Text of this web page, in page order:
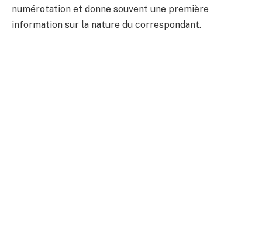
numérotation et donne souvent une première
information sur la nature du correspondant.